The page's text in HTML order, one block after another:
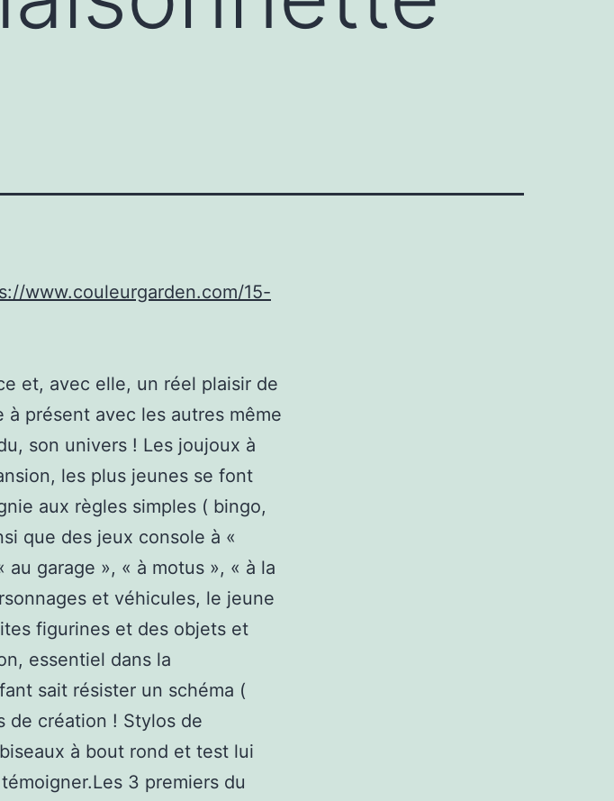
www.couleurgarden.com/15-
et, avec elle, un réel plaisir de
à présent avec les autres même
son univers ! Les joujoux à
les plus jeunes se font
aux règles simples ( bingo,
que des jeux console à «
garage », « à motus », « à la
et véhicules, le jeune
figurines et des objets et
essentiel dans la
sait résister un schéma (
de création ! Stylos de
à bout rond et test lui
3 premiers du